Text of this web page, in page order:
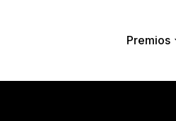
Premios